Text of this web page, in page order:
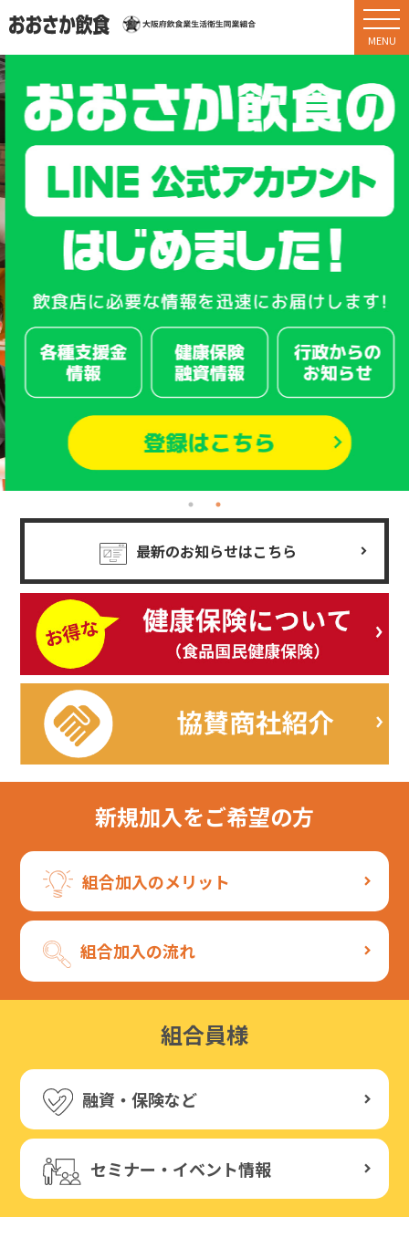
最新のお知らせはこちら
新規加入をご希望の方
組合加入のメリット
組合加入の流れ
組合員様
融資・保険など
セミナー・イベント情報